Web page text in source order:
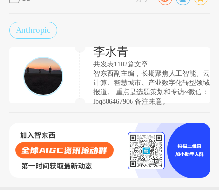
Anthropic
李水青
共发表1102篇文章
智东西副主编，长期聚焦人工智能、云
计算、智慧城市、产业数字化转型领域
报道。 重点是选题策划和专访~微信：
lbq806467906 备注来意。